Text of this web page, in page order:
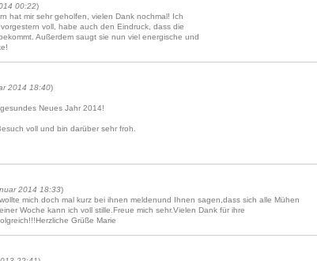
00:22)
hat mir sehr geholfen, vielen Dank nochmal! Ich
voll, habe auch den Eindruck, dass die
Außerdem saugt sie nun viel energische und
2014 18:40)
Neues Jahr 2014!
voll und bin darüber sehr froh.
2014 18:33)
mich doch mal kurz bei ihnen meldenund Ihnen sagen,dass sich alle Mühen
Woche kann ich voll stille.Freue mich sehr.Vielen Dank für ihre
Grüße Marie